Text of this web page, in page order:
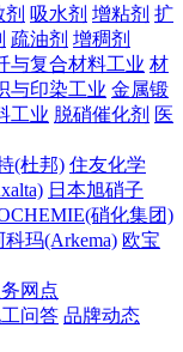
吸水剂 增粘剂 扩
疏油剂 增稠剂
与复合材料工业 材
与印染工业 金属锻
工业 脱硝催化剂 医
(杜邦) 住友化学
日本旭硝子
硝化集团)
科玛(Arkema) 欧宝
网点
问答 品牌动态